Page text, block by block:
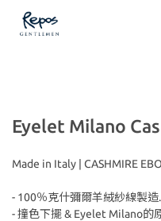
Eyelet Milano
Made in Italy | CASHMIRE
- 100％克什彌爾羊絨紗線製造.
- 撞色下擺 & Eyelet Milano的